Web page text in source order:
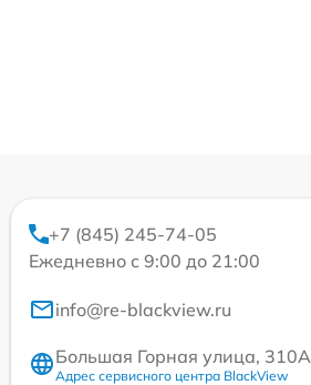
+7 (845) 245-74-05
Ежедневно с 9:00 до 21:00
info@re-blackview.ru
Большая Горная улица, 310А
Адрес сервисного центра BlackView